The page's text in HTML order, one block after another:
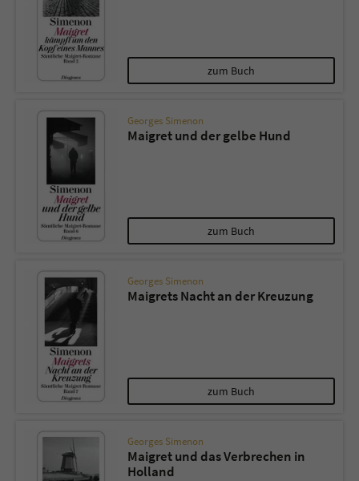
zum Buch
Georges Simenon
Maigret und der gelbe Hund
zum Buch
Georges Simenon
Maigrets Nacht an der Kreuzung
zum Buch
Georges Simenon
Maigret und das Verbrechen in
Holland